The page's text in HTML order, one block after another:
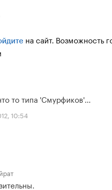
на сайт. Возможность
то типа 'Смурфиков'...
10:54